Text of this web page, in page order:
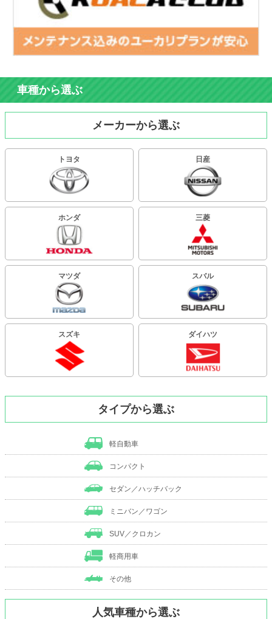
車種から選ぶ
メーカーから選ぶ
トヨタ 日産
ホンダ 三菱
マツダ スバル
スズキ ダイハツ
タイプから選ぶ
軽自動車
コンパクト
セダン／ハッチバック
ミニバン／ワゴン
SUV／クロカン
軽商用車
その他
人気車種から選ぶ